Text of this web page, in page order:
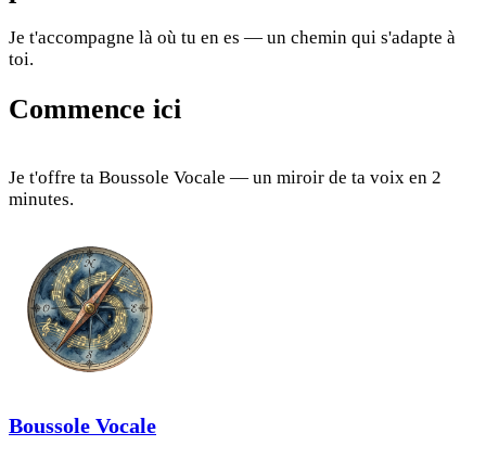
Je t'accompagne là où tu en es — un chemin qui s'adapte à
toi.
Commence ici
Je t'offre ta Boussole Vocale — un miroir de ta voix en 2
minutes.
Boussole Vocale